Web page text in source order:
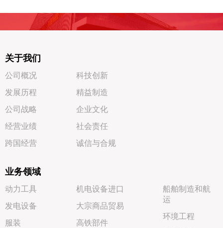
关于我们
公司概况
发展历程
公司战略
经营业绩
跨国经营
科技创新
精益制造
企业文化
社会责任
诚信与合规
业务领域
动力工具
发电设备
服装
机电设备进口
大宗商品贸易
高铁部件
船舶制造和航
运
环境工程